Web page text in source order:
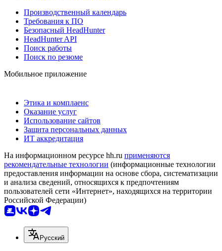
Производственный календарь
Требования к ПО
Безопасный HeadHunter
HeadHunter API
Поиск работы
Поиск по резюме
Мобильное приложение
Этика и комплаенс
Оказание услуг
Использование сайтов
Защита персональных данных
ИТ аккредитация
На информационном ресурсе hh.ru применяются
рекомендательные технологии (информационные технологии
предоставления информации на основе сбора, систематизации
и анализа сведений, относящихся к предпочтениям
пользователей сети «Интернет», находящихся на территории
Российской Федерации)
Русский